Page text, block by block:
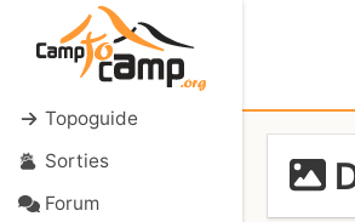
Topoguide
Sorties
Forum